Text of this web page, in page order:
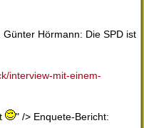
Hörmann: Die SPD ist
interview-mit-einem-
" /> Enquete-Bericht: